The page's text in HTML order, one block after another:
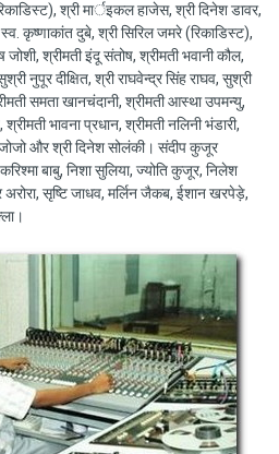
श्री मार्इकल हाजेस, श्री दिनेश डावर,
कृष्णाकांत दुबे, श्री सिरिल जमरे (रिकाडिस्ट),
श्रीमती इंदू संतोष, श्रीमती भवानी कौल,
नुपूर दीक्षित, श्री राघवेन्द्र सिंह राघव, सुश्री
समता खानचंदानी, श्रीमती आस्था उपमन्यु,
भावना प्रधान, श्रीमती नलिनी भंडारी,
जोजो और श्री दिनेश सोलंकी। संदीप कुजूर
बाबु, निशा सुलिया, ज्योति कुजूर, निलेश
अरोरा, सृष्टि जाधव, मर्लिन जैकब, ईशान खरपेड़े,